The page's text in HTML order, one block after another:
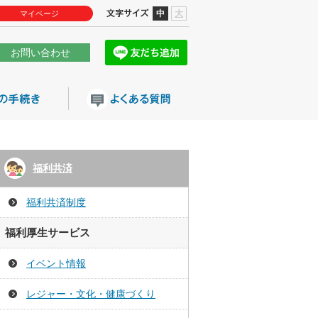
マイページ 中 大
お問い合わせ
福利共済
福利共済制度
福利厚生サービス
イベント情報
レジャー・文化・健康づくり